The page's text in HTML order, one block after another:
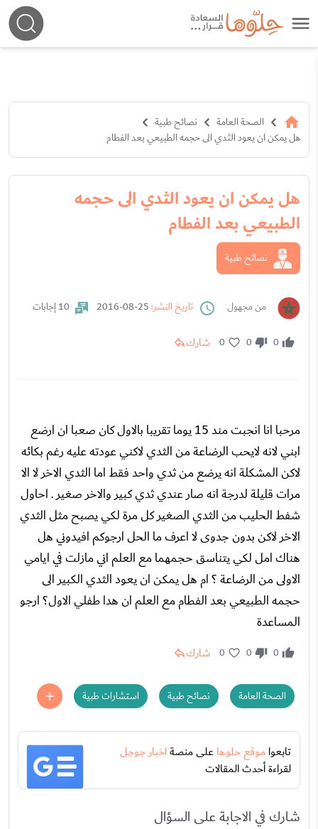
الصحة العامة
نصائح طبية
هل يمكن ان يعود الثدي الى حجمه الطبيعي بعد الفطام
هل يمكن ان يعود الثدي الى حجمه
الطبيعي بعد الفطام
نصائح طبية
من مجهول تاريخ النشر: 10 إجابات
0
0
0 شارك
مرحبا انا انجبت مند 15 يوما تقريبا بالاول كان صعبا ان ارضع
ابني لانه لايحب الرضاعة من الثدي لاكني عودته عليه رغم بكائه
لاكن المشكلة انه يرضع من ثدي واحد فقط اما الثدي الاخر لا الا
مرات قليلة لدرجة انه صار عندي ثدي كبير والاخر صغير . احاول
شفط الحليب من الثدي الصغير كل مرة لكي يصبح مثل الثدي
الاخر لاكن بدون جدوى لا اعرف ما الحل ارجوكم افيدوني هل
هناك امل لكي يتناسق حجمهما مع العلم اني مازلت في ايامي
الاولى من الرضاعة ؟ ام هل يمكن ان يعود الثدي الكبير الى
حجمه الطبيعي بعد الفطام مع العلم ان هدا طفلي الاول؟ ارجو
المساعدة
0
0
0 شارك
الصحة العامة نصائح طبية استشارات طبية
تابعواموقع حلوهاعلى منصةاخبار جوجل
لقراءة أحدث المقالات
شارك في الاجابة على السؤال